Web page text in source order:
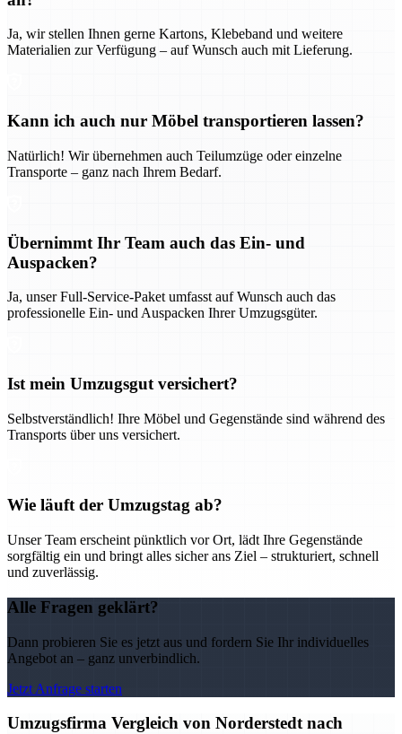
Ja, wir stellen Ihnen gerne Kartons, Klebeband und weitere
Materialien zur Verfügung – auf Wunsch auch mit Lieferung.
Kann ich auch nur Möbel transportieren lassen?
Natürlich! Wir übernehmen auch Teilumzüge oder einzelne
Transporte – ganz nach Ihrem Bedarf.
Übernimmt Ihr Team auch das Ein- und
Auspacken?
Ja, unser Full-Service-Paket umfasst auf Wunsch auch das
professionelle Ein- und Auspacken Ihrer Umzugsgüter.
Ist mein Umzugsgut versichert?
Selbstverständlich! Ihre Möbel und Gegenstände sind während des
Transports über uns versichert.
Wie läuft der Umzugstag ab?
Unser Team erscheint pünktlich vor Ort, lädt Ihre Gegenstände
sorgfältig ein und bringt alles sicher ans Ziel – strukturiert, schnell
und zuverlässig.
Alle Fragen geklärt?
Dann probieren Sie es jetzt aus und fordern Sie Ihr individuelles
Angebot an – ganz unverbindlich.
Jetzt Anfrage starten
Umzugsfirma Vergleich von Norderstedt nach